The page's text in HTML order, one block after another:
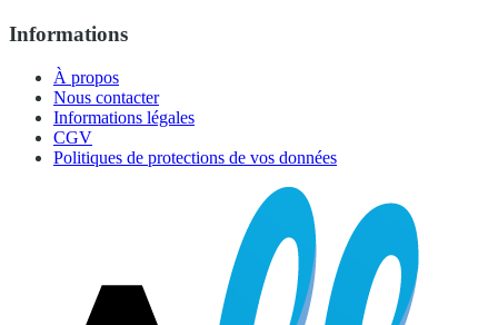
Informations
À propos
Nous contacter
Informations légales
CGV
Politiques de protections de vos données